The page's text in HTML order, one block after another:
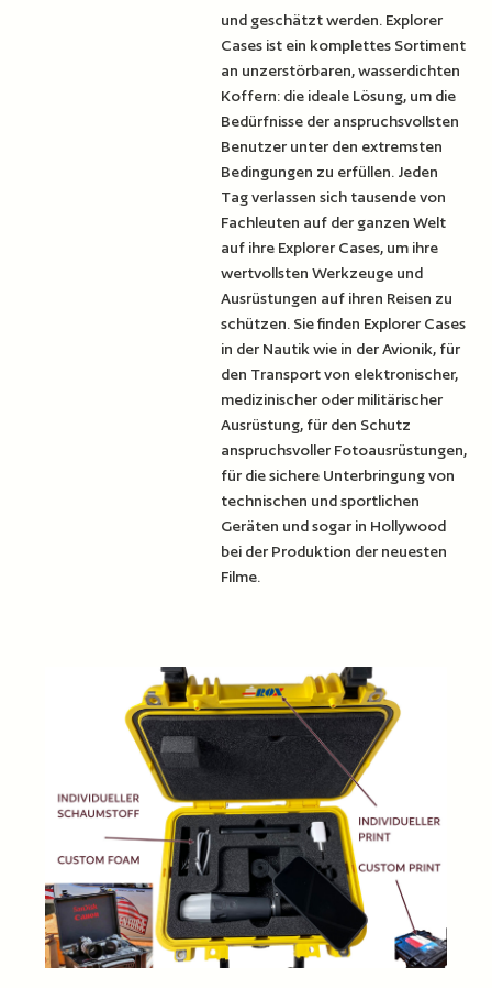
und geschätzt werden. Explorer
Cases ist ein komplettes Sortiment
an unzerstörbaren, wasserdichten
Koffern: die ideale Lösung, um die
Bedürfnisse der anspruchsvollsten
Benutzer unter den extremsten
Bedingungen zu erfüllen. Jeden
Tag verlassen sich tausende von
Fachleuten auf der ganzen Welt
auf ihre Explorer Cases, um ihre
wertvollsten Werkzeuge und
Ausrüstungen auf ihren Reisen zu
schützen. Sie finden Explorer Cases
in der Nautik wie in der Avionik, für
den Transport von elektronischer,
medizinischer oder militärischer
Ausrüstung, für den Schutz
anspruchsvoller Fotoausrüstungen,
für die sichere Unterbringung von
technischen und sportlichen
Geräten und sogar in Hollywood
bei der Produktion der neuesten
Filme.